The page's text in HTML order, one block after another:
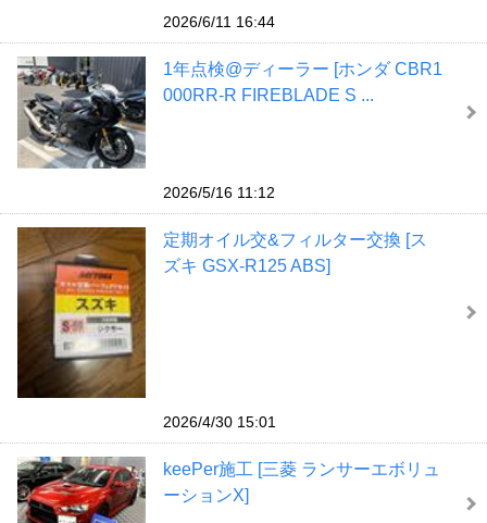
2026/6/11 16:44
1年点検@ディーラー [ホンダ CBR1
000RR-R FIREBLADE S ...
2026/5/16 11:12
定期オイル交&フィルター交換 [ス
ズキ GSX-R125 ABS]
2026/4/30 15:01
keePer施工 [三菱 ランサーエボリュ
ーションX]